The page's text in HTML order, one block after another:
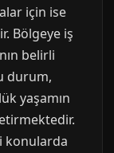
için ise
Bölgeye iş
belirli
durum,
yaşamın
konularda